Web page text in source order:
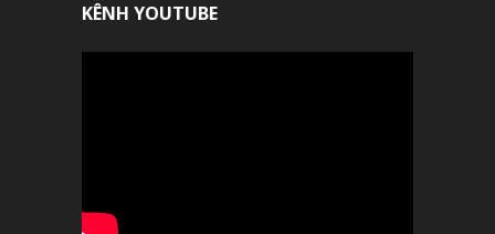
KÊNH YOUTUBE